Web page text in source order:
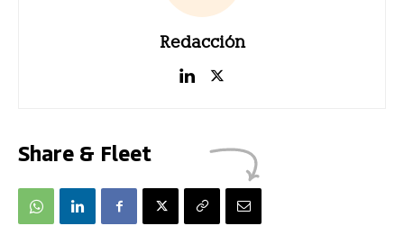
Redacción
Share & Fleet